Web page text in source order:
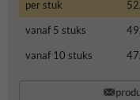
per stuk
vanaf 5 stuks
vanaf 10 stuks